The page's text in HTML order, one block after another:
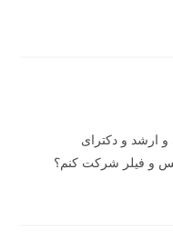
ارشد و دکترای
و فیلر شرکت کنم؟